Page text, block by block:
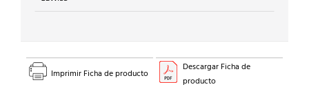
Imprimir Ficha de producto
Descargar Ficha de
producto